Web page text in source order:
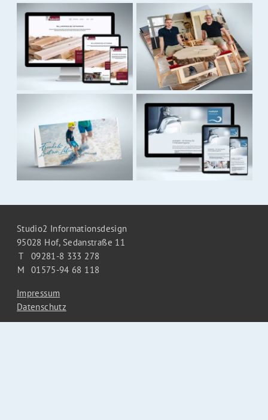
Studio2 Informationsdesign
95028 Hof, Sedanstraße 11
T
09281-8 333 278
M
01575-94 68 118
Impressum
Datenschutz